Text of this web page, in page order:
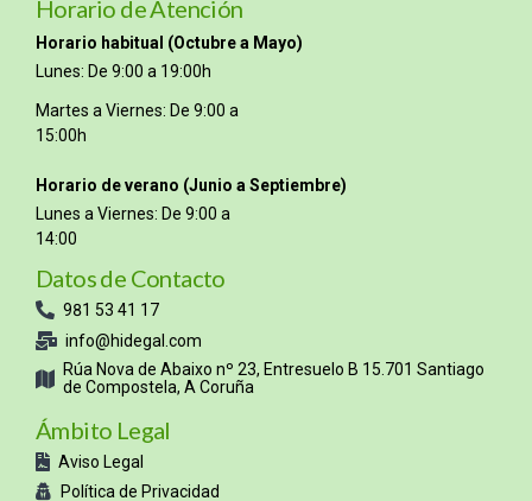
Horario de Atención
Horario habitual (Octubre a Mayo)
Lunes: De 9:00 a 19:00h
Martes a Viernes: De 9:00 a
15:00h
Horario de verano (Junio a Septiembre)
Lunes a Viernes: De 9:00 a
14:00
Datos de Contacto
981 53 41 17
info@hidegal.com
Rúa Nova de Abaixo nº 23, Entresuelo B 15.701 Santiago
de Compostela, A Coruña
Ámbito Legal
Aviso Legal
Política de Privacidad